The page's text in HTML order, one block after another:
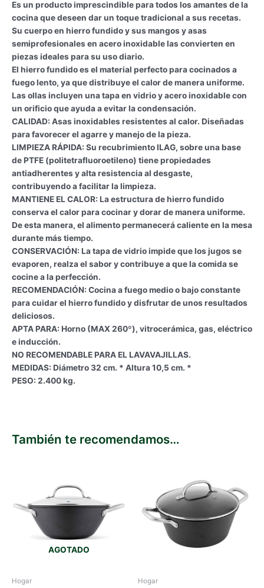
Es un producto imprescindible para todos los amantes de la
cocina que deseen dar un toque tradicional a sus recetas.
Su cuerpo en hierro fundido y sus mangos y asas
semiprofesionales en acero inoxidable las convierten en
piezas ideales para su uso diario.
El hierro fundido es el material perfecto para cocinados a
fuego lento, ya que distribuye el calor de manera uniforme.
Las ollas incluyen una tapa en vidrio y acero inoxidable con
un orificio que ayuda a evitar la condensación.
CALIDAD: Asas inoxidables resistentes al calor. Diseñadas
para favorecer el agarre y manejo de la pieza.
LIMPIEZA RÁPIDA: Su recubrimiento ILAG, sobre una base
de PTFE (politetrafluoroetileno) tiene propiedades
antiadherentes y alta resistencia al desgaste,
contribuyendo a facilitar la limpieza.
MANTIENE EL CALOR: La estructura de hierro fundido
conserva el calor para cocinar y dorar de manera uniforme.
De esta manera, el alimento permanecerá caliente en la mesa
durante más tiempo.
CONSERVACIÓN: La tapa de vidrio impide que los jugos se
evaporen, realza el sabor y contribuye a que la comida se
cocine a la perfección.
RECOMENDACIÓN: Cocina a fuego medio o bajo constante
para cuidar el hierro fundido y disfrutar de unos resultados
deliciosos.
APTA PARA: Horno (MAX 260º), vitrocerámica, gas, eléctrico
e inducción.
NO RECOMENDABLE PARA EL LAVAVAJILLAS.
MEDIDAS: Diámetro 32 cm. * Altura 10,5 cm. *
PESO: 2.400 kg.
También te recomendamos…
AGOTADO
Hogar Hogar